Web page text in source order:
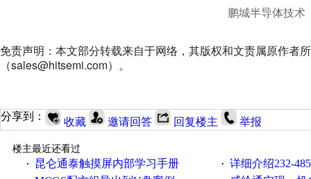
鹏城半导体技术
免责声明：本文部分转载来自于网络，其版权和文责属原作者
（sales@hitsemi.com）。
分享到： 收藏 邀请回答 回复楼主 举报
楼主最近还看过
·
昆仑通泰触摸屏内部学习手册 · 详细介绍232-